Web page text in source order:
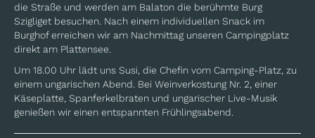
die Straße und werden am Balaton die berühmte Burg
Szigliget besuchen. Nach einem individuellen Snack im
Burghof erreichen wir am Nachmittag unseren Campingplatz
direkt am Plattensee.
Um 18.00 Uhr lädt uns Susi, die Chefin vom Camping-Platz, zu
einem ungarischen Abend. Bei Weinverkostung Nr. 2, einer
Käseplatte, Spanferkelbraten und ungarischer Live-Musik
genießen wir einen entspannten Frühlingsabend.